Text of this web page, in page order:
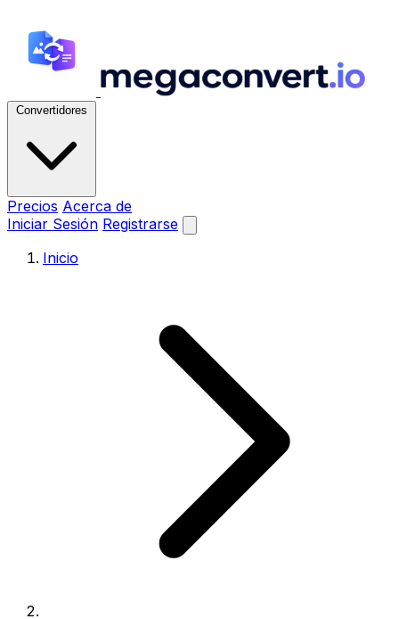
Convertidores
Precios Acerca de
Iniciar Sesión Registrarse
Inicio